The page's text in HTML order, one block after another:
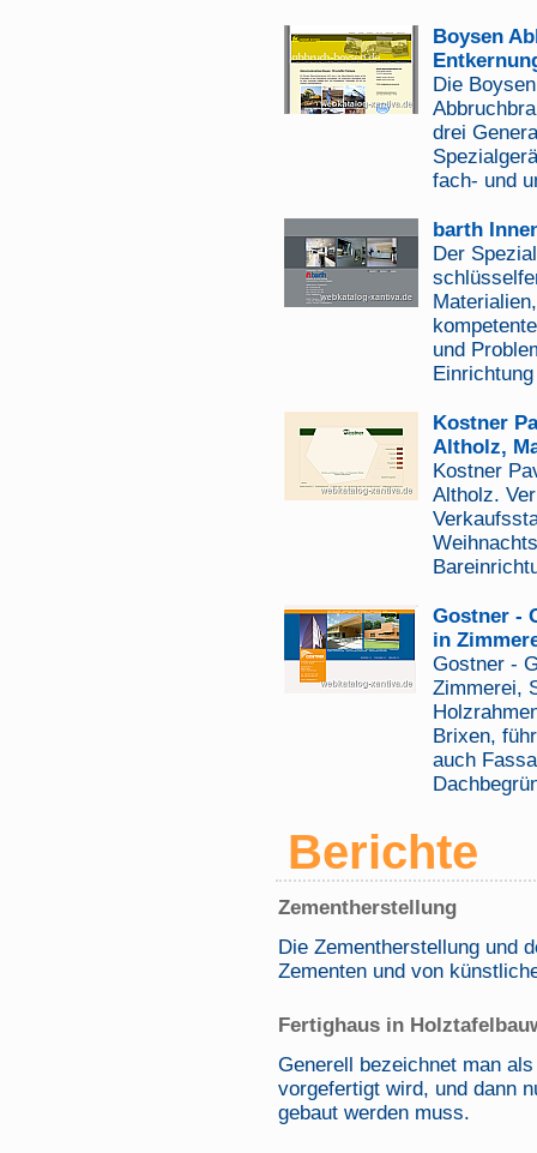
Boysen
Die
drei
fach- und
barth
Der
und
Kostner
Altholz,
Kostner
Altholz.
Gostner -
in
Gostner -
Zimmerei,
Brixen,
auch
Berichte
Zementherstellung
Die Zementherstellung und
Zementen und von
Fertighaus in
Generell bezeichnet man
vorgefertigt wird, und dann
gebaut werden muss.